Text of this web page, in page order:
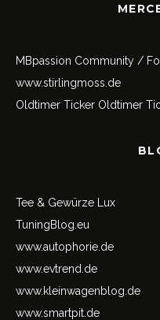
MBpassion Community /
www.stirlingmoss.de
Oldtimer Ticker Oldtimer
Tee & Gewürze Lux
TuningBlog.eu
www.autophorie.de
www.evtrend.de
www.kleinwagenblog.de
www.smartpit.de